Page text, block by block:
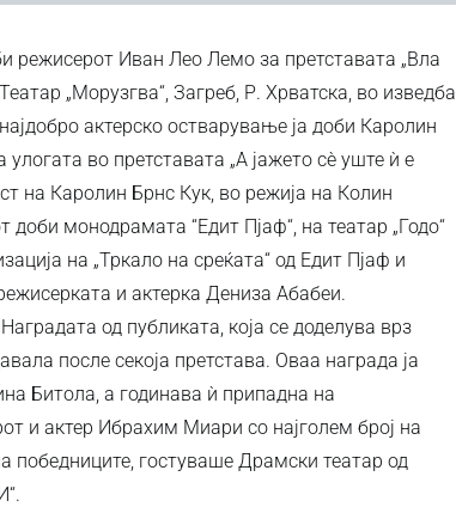
режисерот Иван Лео Лемо за претставата „Вла
„Морузгва“, Загреб, Р. Хрватска, во изведба
актерско остварување ја доби Каролин
во претставата „А јажето сè уште ѝ е
на Каролин Брнс Кук, во режија на Колин
монодрамата “Едит Пјаф“, на театар „Годо“
на „Тркало на среќата“ од Едит Пјаф и
и актерка Дениза Абабеи.
од публиката, која се доделува врз
после секоја претстава. Оваа награда ја
Битола, а годинава ѝ припадна на
и актер Ибрахим Миари со најголем број на
победниците, гостуваше Драмски театар од